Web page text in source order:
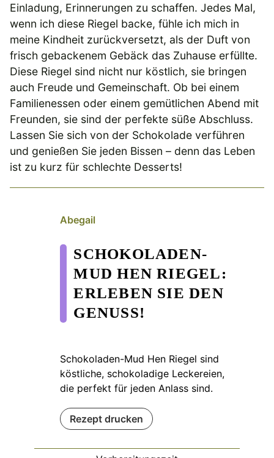
Einladung, Erinnerungen zu schaffen. Jedes Mal,
wenn ich diese Riegel backe, fühle ich mich in
meine Kindheit zurückversetzt, als der Duft von
frisch gebackenem Gebäck das Zuhause erfüllte.
Diese Riegel sind nicht nur köstlich, sie bringen
auch Freude und Gemeinschaft. Ob bei einem
Familienessen oder einem gemütlichen Abend mit
Freunden, sie sind der perfekte süße Abschluss.
Lassen Sie sich von der Schokolade verführen
und genießen Sie jeden Bissen – denn das Leben
ist zu kurz für schlechte Desserts!
Abegail
SCHOKOLADEN-
MUD HEN RIEGEL:
ERLEBEN SIE DEN
GENUSS!
Schokoladen-Mud Hen Riegel sind
köstliche, schokoladige Leckereien,
die perfekt für jeden Anlass sind.
Rezept drucken